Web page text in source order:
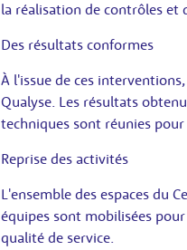
la réalisation de contrôles et
Des résultats conformes
À l'issue de ces
Qualyse. Les résultats
techniques sont réunies
Reprise des activités
L'ensemble des espaces du
équipes sont mobilisées
qualité de service.